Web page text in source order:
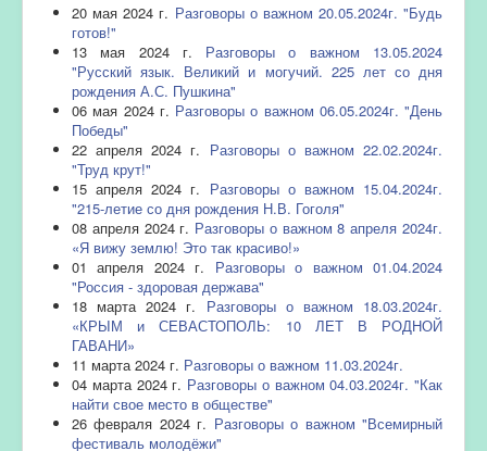
20 мая 2024 г. Разговоры о важном 20.05.2024г. "Будь
готов!"
13 мая 2024 г. Разговоры о важном 13.05.2024
"Русский язык. Великий и могучий. 225 лет со дня
рождения А.С. Пушкина"
06 мая 2024 г. Разговоры о важном 06.05.2024г. "День
Победы"
22 апреля 2024 г. Разговоры о важном 22.02.2024г.
"Труд крут!"
15 апреля 2024 г. Разговоры о важном 15.04.2024г.
"215-летие со дня рождения Н.В. Гоголя"
08 апреля 2024 г. Разговоры о важном 8 апреля 2024г.
«Я вижу землю! Это так красиво!»
01 апреля 2024 г. Разговоры о важном 01.04.2024
"Россия - здоровая держава"
18 марта 2024 г. Разговоры о важном 18.03.2024г.
«КРЫМ и СЕВАСТОПОЛЬ: 10 ЛЕТ В РОДНОЙ
ГАВАНИ»
11 марта 2024 г. Разговоры о важном 11.03.2024г.
04 марта 2024 г. Разговоры о важном 04.03.2024г. "Как
найти свое место в обществе"
26 февраля 2024 г. Разговоры о важном "Всемирный
фестиваль молодёжи"